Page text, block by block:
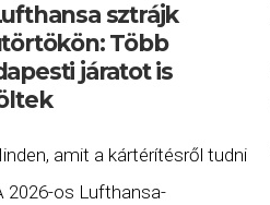
sztrájk
Több
járatot is
amit a kártérítésről tudni
2026-os Lufthansa-